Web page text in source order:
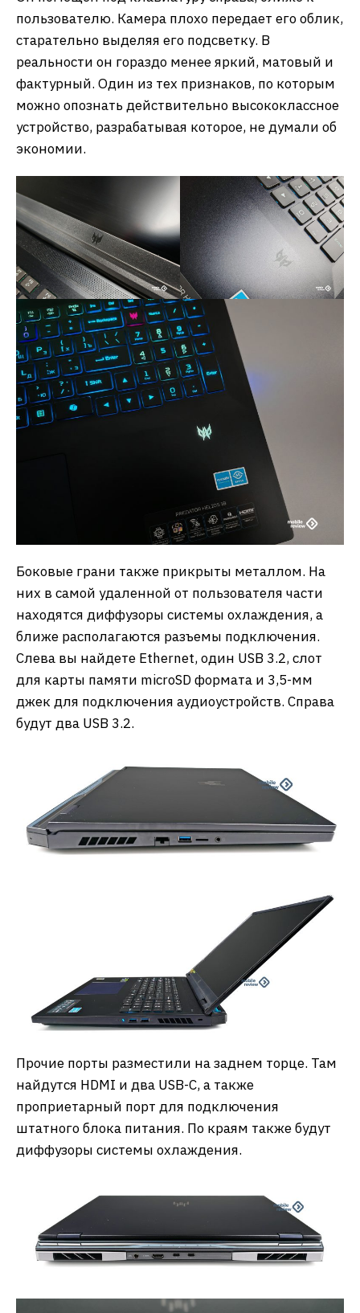
пользователю. Камера плохо передает его облик,
старательно выделяя его подсветку. В
реальности он гораздо менее яркий, матовый и
фактурный. Один из тех признаков, по которым
можно опознать действительно высококлассное
устройство, разрабатывая которое, не думали об
экономии.
Боковые грани также прикрыты металлом. На
них в самой удаленной от пользователя части
находятся диффузоры системы охлаждения, а
ближе располагаются разъемы подключения.
Слева вы найдете Ethernet, один USB 3.2, слот
для карты памяти microSD формата и 3,5-мм
джек для подключения аудиоустройств. Справа
будут два USB 3.2.
Прочие порты разместили на заднем торце. Там
найдутся HDMI и два USB-C, а также
проприетарный порт для подключения
штатного блока питания. По краям также будут
диффузоры системы охлаждения.